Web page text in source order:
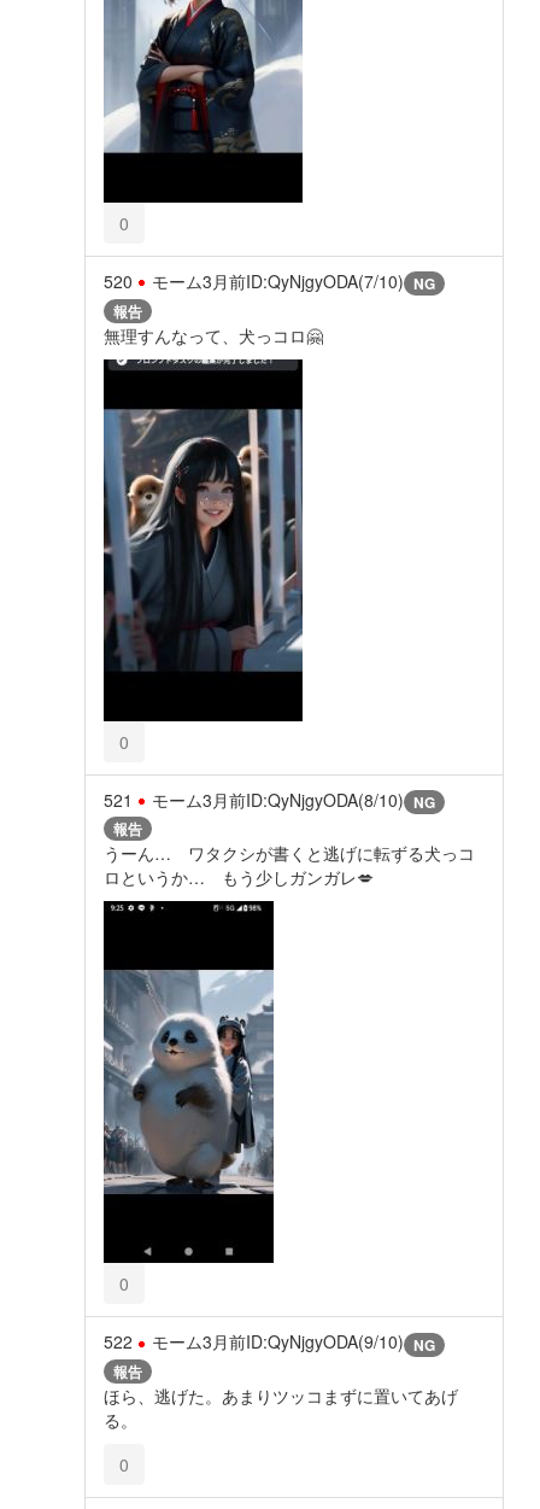
0
520 モーム3月前ID:QyNjgyODA(7/10) NG
報告
無理すんなって、犬っコロ🤗
0
521 モーム3月前ID:QyNjgyODA(8/10) NG
報告
うーん… ワタクシが書くと逃げに転ずる犬っコ
ロというか… もう少しガンガレ💋
0
522 モーム3月前ID:QyNjgyODA(9/10) NG
報告
ほら、逃げた。あまりツッコまずに置いてあげ
る。
0